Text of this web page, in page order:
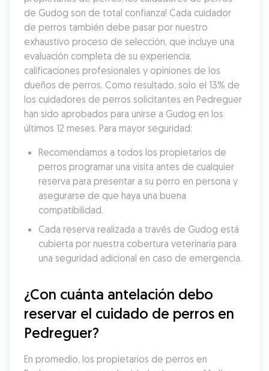
de Gudog son de total confianza! Cada cuidador
de perros también debe pasar por nuestro
exhaustivo proceso de selección, que incluye una
evaluación completa de su experiencia,
calificaciones profesionales y opiniones de los
dueños de perros. Como resultado, solo el 13% de
los cuidadores de perros solicitantes en Pedreguer
han sido aprobados para unirse a Gudog en los
últimos 12 meses. Para mayor seguridad:
Recomendamos a todos los propietarios de
perros programar una visita antes de cualquier
reserva para presentar a su perro en persona y
asegurarse de que haya una buena
compatibilidad.
Cada reserva realizada a través de Gudog está
cubierta por nuestra cobertura veterinaria para
una seguridad adicional en caso de emergencia.
¿Con cuánta antelación debo
reservar el cuidado de perros en
Pedreguer?
En promedio, los propietarios de perros en